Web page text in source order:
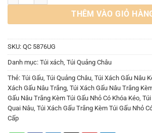
THÊM VÀO GIỎ
SKU: QC 5876UG
Danh mục: Túi xách, Túi Quảng Châu
Thẻ: Túi Gấu, Túi Quảng Châu, Túi Xách Gấu Nâu
Xách Gấu Nâu Trắng, Túi Xách Gấu Nâu Trắng
Gấu Nâu Trắng Kèm Túi Gấu Nhỏ Có Khóa Kéo,
Quai Nâu, Túi Xách Gấu Trắng Kèm Túi Gấu Nhỏ
Cấp